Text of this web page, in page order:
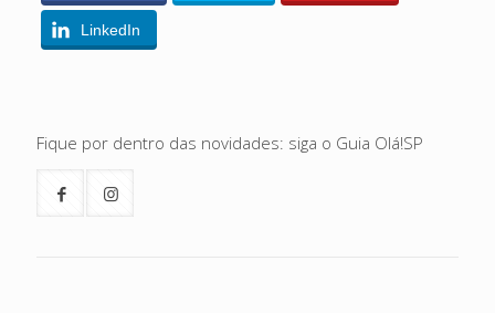
LinkedIn
Fique por dentro das novidades: siga o Guia Olá!SP